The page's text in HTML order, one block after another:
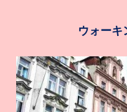
ウォーキ